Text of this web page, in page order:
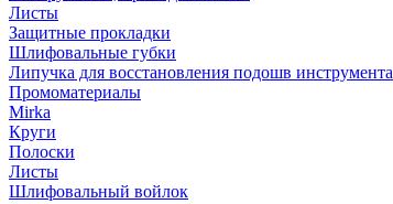
Листы
Защитные прокладки
Шлифовальные губки
Липучка для восстановления подошв инструмента
Промоматериалы
Mirka
Круги
Полоски
Листы
Шлифовальный войлок